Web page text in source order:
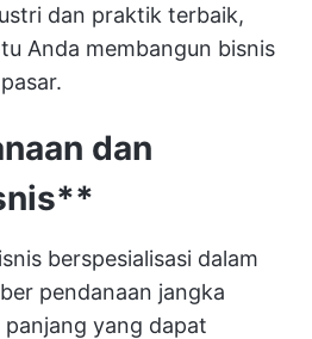
dan praktik terbaik,
Anda membangun bisnis
dan
berspesialisasi dalam
pendanaan jangka
yang dapat